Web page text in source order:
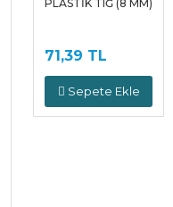
PLASTİK TIĞ (8 MM)
71,39 TL
Sepete Ekle